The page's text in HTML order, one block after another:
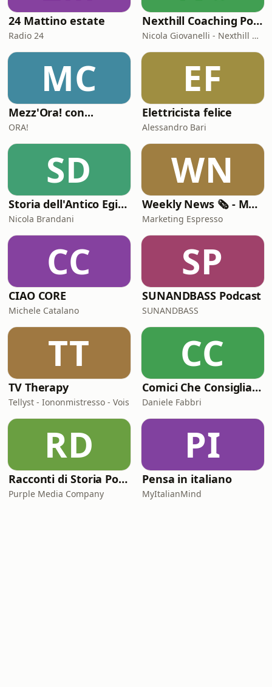
24 Mattino estate
Radio 24
Nexthill Coaching Podcast 🎧
Nicola Giovanelli - Nexthill Coaching
MC
Mezz'Ora! con...
ORA!
EF
Elettricista felice
Alessandro Bari
SD
Storia dell'Antico Egitto
Nicola Brandani
WN
Weekly News 🗞️ - Marketing Espresso
Marketing Espresso
CC
CIAO CORE
Michele Catalano
SP
SUNANDBASS Podcast
SUNANDBASS
TT
TV Therapy
Tellyst - Iononmistresso - Vois
CC
Comici Che Consigliano Cose
Daniele Fabbri
RD
Racconti di Storia Podcast
Purple Media Company
PI
Pensa in italiano
MyItalianMind